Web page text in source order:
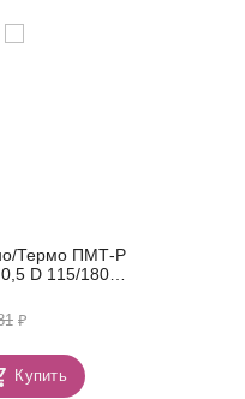
Термо ПМТ-Р
D 115/180
₽
Купить